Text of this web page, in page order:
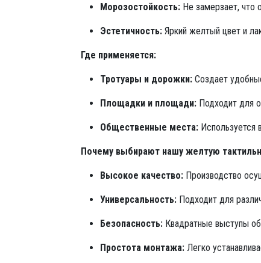
Морозостойкость: Не замерзает, что
Эстетичность: Яркий желтый цвет и
Где применяется:
Тротуары и дорожки: Создает
Площадки и площади: Подходит для
Общественные места: Используется
Почему выбирают нашу желтую
Высокое качество: Производство
Универсальность: Подходит для
Безопасность: Квадратные выступы
Простота монтажа: Легко